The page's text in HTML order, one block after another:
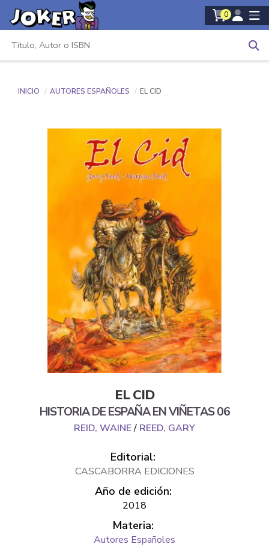
0
INICIO AUTORES ESPAÑOLES EL CID
EL CID
HISTORIA DE ESPAÑA EN VIÑETAS 06
REID, WAINE/ REED, GARY
Editorial:
CASCABORRA EDICIONES
Año de edición:
2018
Materia:
Autores Españoles